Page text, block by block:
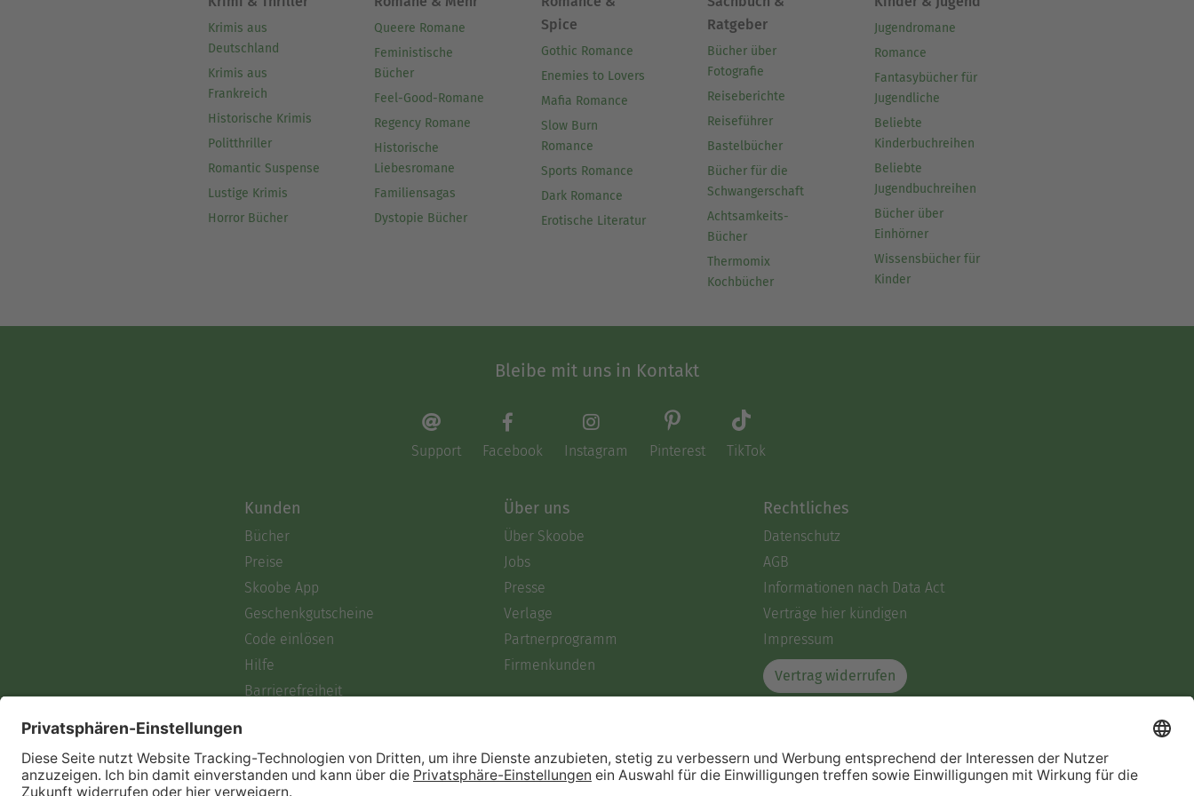
Krimis aus
Deutschland
Krimis aus
Frankreich
Historische Krimis
Politthriller
Romantic Suspense
Lustige Krimis
Horror Bücher
Queere Romane
Feministische
Bücher
Feel-Good-Romane
Regency Romane
Historische
Liebesromane
Familiensagas
Dystopie Bücher
Spice
Gothic Romance
Enemies to Lovers
Mafia Romance
Slow Burn
Romance
Sports Romance
Dark Romance
Erotische Literatur
Ratgeber
Bücher über
Fotografie
Reiseberichte
Reiseführer
Bastelbücher
Bücher für die
Schwangerschaft
Achtsamkeits-
Bücher
Thermomix
Kochbücher
Jugendromane
Romance
Fantasybücher für
Jugendliche
Beliebte
Kinderbuchreihen
Beliebte
Jugendbuchreihen
Bücher über
Einhörner
Wissensbücher für
Kinder
Bleibe mit uns in Kontakt
Support Facebook Instagram Pinterest TikTok
Kunden
Bücher
Preise
Skoobe App
Geschenkgutscheine
Code einlösen
Hilfe
Barrierefreiheit
Über uns
Über Skoobe
Jobs
Presse
Verlage
Partnerprogramm
Firmenkunden
Rechtliches
Datenschutz
AGB
Informationen nach Data Act
Verträge hier kündigen
Impressum
Vertrag widerrufen